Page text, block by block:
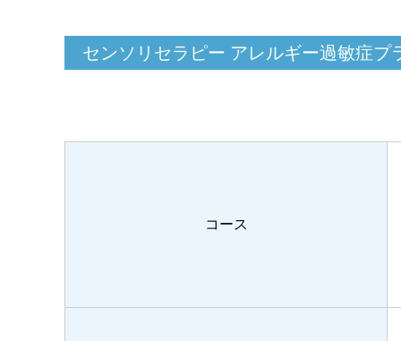
センソリセラピー アレルギー過敏症
コース